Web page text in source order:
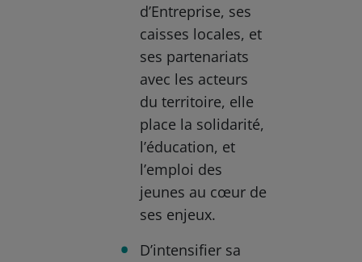
d’Entreprise, ses
caisses locales, et
ses partenariats
avec les acteurs
du territoire, elle
place la solidarité,
l’éducation, et
l’emploi des
jeunes au cœur de
ses enjeux.
D’intensifier sa